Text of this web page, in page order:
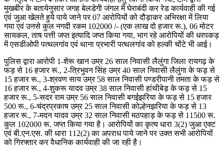
मुखबीर के बतायेनुसार जगह बेलडेगी जंगल में घेराबंदी कर रेड कार्यवाही की गई
एवं जुआ खेलते हुये पाये जाने पर 07 आरोपियों को दौड़ाकर अभिरक्षा में लिया
गया एवं उनसे कुल नगदी रकम 102000 /- (एक लाख दो हजार रू.), 06 मोटर
सायकल, ताष पत्ती जप्त इत्यादि जप्त किया गया, भाग रहे आरोपियों की धरपकड़
में एसडीओपी पत्थलगांव एवं थाना प्रभारी पत्थलगांव को हल्की चोंटे भी आई।
पुलिस द्वारा आरोपी 1-शेरू खान उम्र 26 साल निवासी लैलुंगा जिला रायगढ़ के
फड़ से 16 हजार रू., 2-त्रिभुवन सिंह उम्र 40 साल निवासी लैलुंगा के फड़ से
15 हजार रू., 3-श्रवण साय उम्र 58 साल निवासी पण्डरीपानी तमता के फड़ से
16 हजार रू., 4-शुकरू यादव उम्र 38 साल निवासी हांथीबेड़ के फड़ से 15
हजार रू., 5-सदर राम उम्र 56 साल निवासी बगईझरिया के फड़ से 15 हजार
500 रू., 6-चंद्रप्रकाष उम्र 25 साल निवासी कोल्हेनझरिया के फड़ से 13
हजार रू., 7-मदन यादव उम्र 32 साल निवासी मठपहाड़ के फड़ से 11500 रू.
कुल 102000 रू. जप्त किया गया है। आरोपियों का कृत्य धारा 3(2) जुआ एक्ट
एवं बी.एन.एस. की धारा 112(2) का अपराध पाये जाने पर उक्त सभी आरोपियों
को गिरफ्तार कर वैधानिक कार्यवाही की जा रही है।